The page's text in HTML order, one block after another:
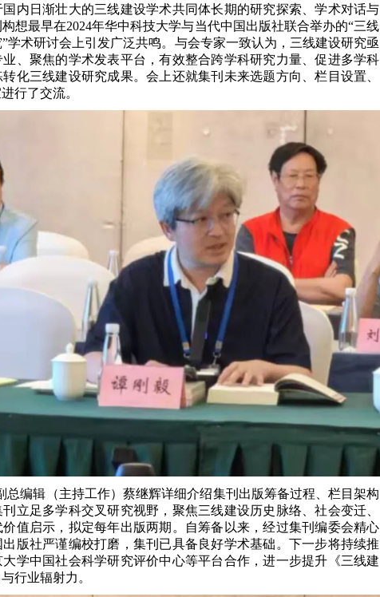
内日渐壮大的三线建设学术共同体长期的研究探索、学术对话与
想最早在2024年华中科技大学与当代中国出版社联合举办的“三线
学术研讨会上引发广泛共鸣。与会专家一致认为，三线建设研究亟
、聚焦的学术发表平台，有效整合跨学科研究力量、促进多学科
化三线建设研究成果。会上还就集刊未来选题方向、栏目设置、
行了交流。
总编辑（主持工作）蔡继辉详细介绍集刊出版筹备过程、栏目架构
立足多学科交叉研究视野，聚焦三线建设历史脉络、社会变迁、
值启示，拟定每年出版两期。自筹备以来，经过集刊编委会精心
版社严谨编校打磨，集刊已具备良好学术基础。下一步将持续推
学中国社会科学研究评价中心等平台合作，进一步提升《三线建
行业辐射力。